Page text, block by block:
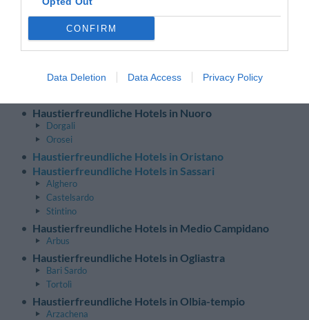
CONFIRM
Data Deletion Data Access Privacy Policy
Sardinien Zurück zum Seitenanfang
Haustierfreundliche Hotels in Cagliari
Quartu Sant'elena
Haustierfreundliche Hotels in Nuoro
Dorgali
Orosei
Haustierfreundliche Hotels in Oristano
Haustierfreundliche Hotels in Sassari
Alghero
Castelsardo
Stintino
Haustierfreundliche Hotels in Medio Campidano
Arbus
Haustierfreundliche Hotels in Ogliastra
Bari Sardo
Tortolì
Haustierfreundliche Hotels in Olbia-tempio
Arzachena